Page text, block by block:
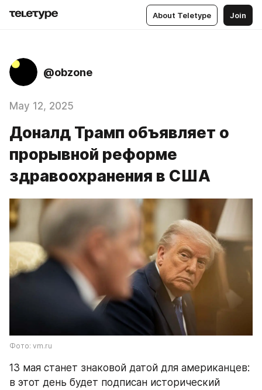
About Teletype Join
@obzone
May 12, 2025
Доналд Трамп объявляет о
прорывной реформе
здравоохранения в США
Фото: vm.ru
13 мая станет знаковой датой для американцев:
в этот день будет подписан исторический